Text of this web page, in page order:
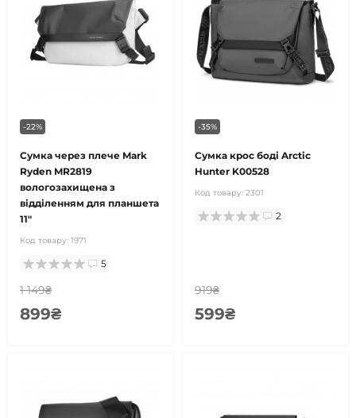
-22%
Сумка через плече Mark
Ryden MR2819
вологозахищена з
відділенням для планшета
11"
Код товару: 1971
5
1 149₴
899₴
-35%
Сумка крос боді Arctic
Hunter K00528
Код товару: 2301
2
919₴
599₴